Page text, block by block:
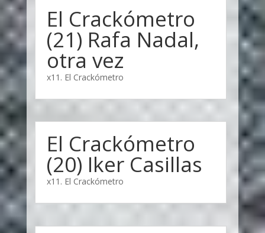
El Crackómetro
(21) Rafa Nadal,
otra vez
x11. El Crackómetro
El Crackómetro
(20) Iker Casillas
x11. El Crackómetro